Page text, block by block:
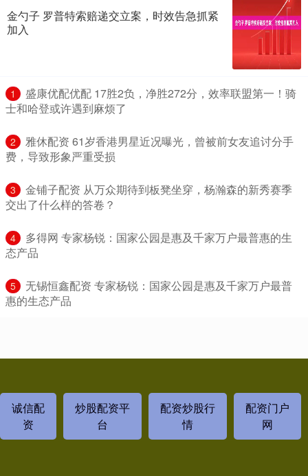
金勺子 罗普特索赔递交立案，时效告急抓紧
加入
1
​盛康优配优配 17胜2负，净胜272分，效率联盟第一！骑
士和哈登或许遇到麻烦了
2
​雅休配资 61岁香港男星近况曝光，曾被前女友追讨分手
费，导致形象严重受损
3
​金铺子配资 从万众期待到板凳坐穿，杨瀚森的新秀赛季
交出了什么样的答卷？
4
​多得网 专家杨锐：国家公园是惠及千家万户最普惠的生
态产品
5
​无锡恒鑫配资 专家杨锐：国家公园是惠及千家万户最普
惠的生态产品
诚信配
资
炒股配资平
台
配资炒股行
情
配资门户
网